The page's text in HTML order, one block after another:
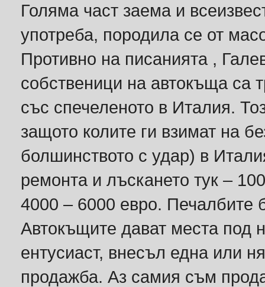
Голяма част заема и
употреба, породила се от
Противно на писанията ,
собственици на автокъща са
със спечеленото в Италия.
защото колите ги взимат на
болшинството с удар) в
ремонта и лъскането тук –
4000 – 6000 евро. Печалбите
Автокъщите дават места под
ентусиаст, внесъл една или
продажба. Аз самия съм